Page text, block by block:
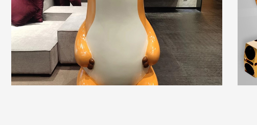
采用3D打印技术，几乎不受任何几何结构影响，随
意自由设计，无需考虑脱模问题。